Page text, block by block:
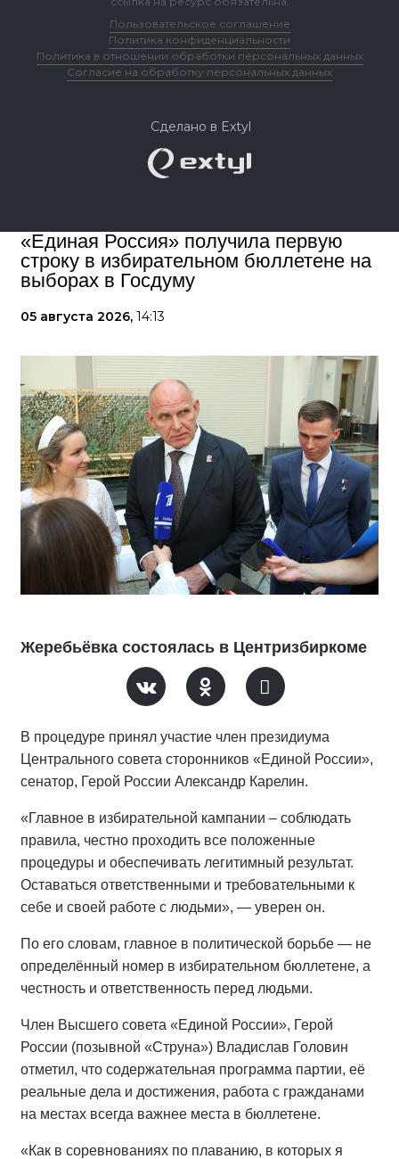
Пользовательское соглашение
Политика конфиденциальности
Политика в отношении обработки персональных данных
Согласие на обработку персональных данных
Сделано в Extyl
«Единая Россия» получила первую
строку в избирательном бюллетене на
выборах в Госдуму
05 августа 2026, 14:13
Жеребьёвка состоялась в Центризбиркоме
В процедуре принял участие член президиума
Центрального совета сторонников «Единой России»,
сенатор, Герой России Александр Карелин.
«Главное в избирательной кампании – соблюдать
правила, честно проходить все положенные
процедуры и обеспечивать легитимный результат.
Оставаться ответственными и требовательными к
себе и своей работе с людьми», — уверен он.
По его словам, главное в политической борьбе — не
определённый номер в избирательном бюллетене, а
честность и ответственность перед людьми.
Член Высшего совета «Единой России», Герой
России (позывной «Струна») Владислав Головин
отметил, что содержательная программа партии, её
реальные дела и достижения, работа с гражданами
на местах всегда важнее места в бюллетене.
«Как в соревнованиях по плаванию, в которых я